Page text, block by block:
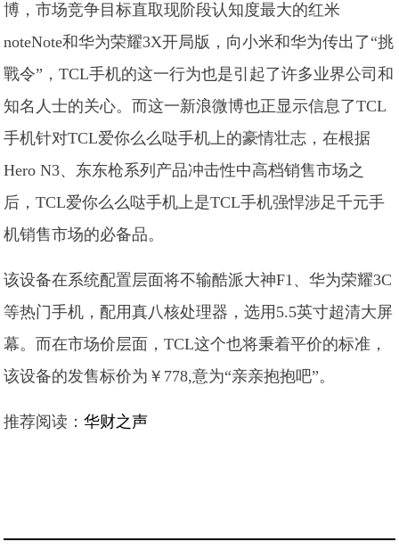
博，市场竞争目标直取现阶段认知度最大的红米
noteNote和华为荣耀3X开局版，向小米和华为传出了“挑
戰令”，TCL手机的这一行为也是引起了许多业界公司和
知名人士的关心。而这一新浪微博也正显示信息了TCL
手机针对TCL爱你么么哒手机上的豪情壮志，在根据
Hero N3、东东枪系列产品冲击性中高档销售市场之
后，TCL爱你么么哒手机上是TCL手机强悍涉足千元手
机销售市场的必备品。
该设备在系统配置层面将不输酷派大神F1、华为荣耀3C
等热门手机，配用真八核处理器，选用5.5英寸超清大屏
幕。而在市场价层面，TCL这个也将秉着平价的标准，
该设备的发售标价为￥778,意为“亲亲抱抱吧”。
推荐阅读：华财之声